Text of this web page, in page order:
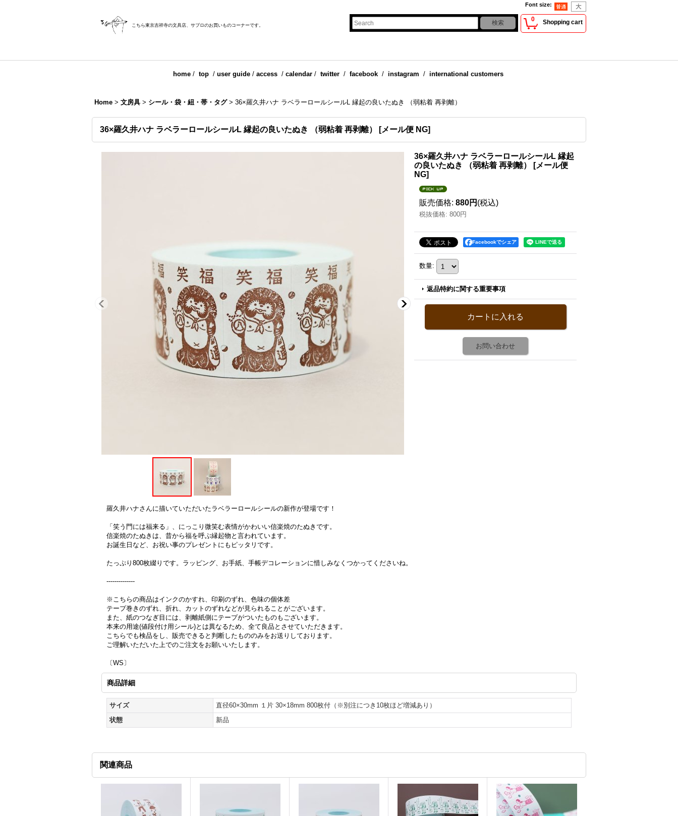
Font size:
こちら東京吉祥寺の文具店、サブロのお買いものコーナーです。
0 Shopping cart
home/ top/ user guide/ access/ calendar/ twitter/ facebook/ instagram / international customers
Home > 文房具 > シール・袋・紐・帯・タグ > 36×羅久井ハナ ラベラーロールシールL 縁起の良いたぬき （弱粘着 再剥離）
36×羅久井ハナ ラベラーロールシールL 縁起の良いたぬき （弱粘着 再剥離） [メール便 NG]
36×羅久井ハナ ラベラーロールシールL 縁起
の良いたぬき （弱粘着 再剥離）
[メール便
NG]
販売価格: 880円 (税込)
税抜価格: 800円
Facebookでシェア
数量:
返品特約に関する重要事項
お問い合わせ
羅久井ハナさんに描いていただいたラベラーロールシールの新作が登場です！
「笑う門には福来る」、にっこり微笑む表情がかわいい信楽焼のたぬきです。
信楽焼のたぬきは、昔から福を呼ぶ縁起物と言われています。
お誕生日など、お祝い事のプレゼントにもピッタリです。
たっぷり800枚綴りです。ラッピング、お手紙、手帳デコレーションに惜しみなくつかってくださいね。
--------------
※こちらの商品はインクのかすれ、印刷のずれ、色味の個体差
テープ巻きのずれ、折れ、カットのずれなどが見られることがございます。
また、紙のつなぎ目には、剥離紙側にテープがついたものもございます。
本来の用途(値段付け用シール)とは異なるため、全て良品とさせていただきます。
こちらでも検品をし、販売できると判断したもののみをお送りしております。
ご理解いただいた上でのご注文をお願いいたします。
〔WS〕
商品詳細
サイズ
直径60×30mm １片 30×18mm 800枚付（※別注につき10枚ほど増減あり）
状態
新品
関連商品